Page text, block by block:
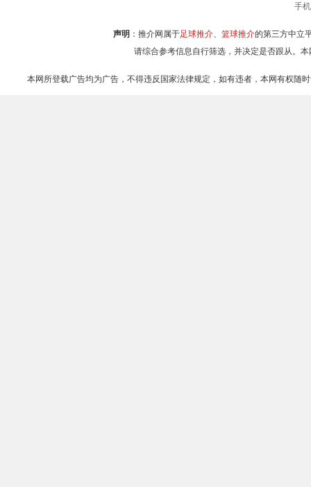
手
声明 ：推介网属于足球推介、 篮球推介的第三方中立
请综合参考信息自行筛选，并决定是否跟从。
本网所登载广告均为广告，不得违反国家法律规定，如有违者，本网有权随